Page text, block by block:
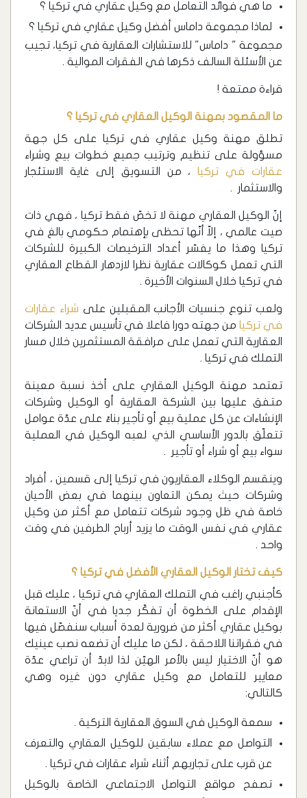
ما هي فوائد التعامل مع وكيل عقاري في تركيا ؟
لماذا مجموعة داماس أفضل وكيل عقاري في تركيا ؟
مجموعة " داماس" للاستشارات العقارية في تركيا، تجيب
عن الأسئلة السالف ذكرها في الفقرات الموالية .
قراءة ممتعة !
ما المقصود بمهنة الوكيل العقاري في تركيا ؟
تطلق مهنة وكيل عقاري في تركيا على كل جهة
مسؤولة على تنظيم وترتيب جميع خطوات بيع وشراء
عقارات في تركيا، من التسويق إلى غاية الاستئجار
والاستثمار .
إنّ الوكيل العقاري مهنة لا تخصّ فقط تركيا ، فهي ذات
صيت عالمي ، إلاّ أنّها تحظى بإهتمام حكومي بالغ في
تركيا وهذا ما يفسّر أعداد الترخيصات الكبيرة للشركات
التي تعمل كوكالات عقارية نظرا لازدهار القطاع العقاري
في تركيا خلال السنوات الأخيرة .
ولعب تنوع جنسيات الأجانب المقبلين على شراء عقارات
في تركيا من جهته دورا فاعلا في تأسيس عديد الشركات
العقارية التي تعمل على مرافقة المستثمرين خلال مسار
التملك في تركيا .
تعتمد مهنة الوكيل العقاري على أخذ نسبة معينة
متفق عليها بين الشركة العقارية أو الوكيل وشركات
الإنشاءات عن كل عملية بيع أو تأجير بناءً على عدّة عوامل
تتعلّق بالدور الأساسي الذي لعبه الوكيل في العملية
سواء بيع أو شراء أو تأجير .
وينقسم الوكلاء العقاريون في تركيا إلى قسمين ، أفراد
وشركات حيث يمكن التعاون بينهما في بعض الأحيان
خاصة في ظل وجود شركات تتعامل مع أكثر من وكيل
عقاري في نفس الوقت ما يزيد أرباح الطرفين في وقت
واحد .
كيف تختار الوكيل العقاري الأفضل في تركيا ؟
كأجنبي راغب في التملك العقاري في تركيا ، عليك قبل
الإقدام على الخطوة أن تفكّر جديا في أنّ الاستعانة
بوكيل عقاري أكثر من ضرورية لعدة أسباب سنفصّل فيها
في فقراتنا اللاحقة ، لكن ما عليك أن تضعه نصب عينيك
هو أنّ الاختيار ليس بالأمر الهيّن لذا لابدّ أن تراعي عدّة
معايير للتعامل مع وكيل عقاري دون غيره وهي
كالتالي:
سمعة الوكيل في السوق العقارية التركية .
التواصل مع عملاء سابقين للوكيل العقاري والتعرف
عن قرب على تجاربهم أثناء شراء عقارات في تركيا .
تصفح مواقع التواصل الاجتماعي الخاصة بالوكيل